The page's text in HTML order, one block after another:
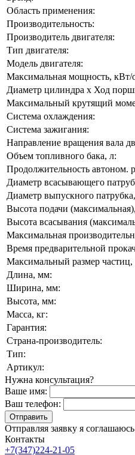
Область применения:
Производительность:
Производитель двигателя:
Тип двигателя:
Модель двигателя:
Максимальная мощность, кВт/
Диаметр цилиндра х Ход
Максимальный крутящий
Система охлаждения:
Система зажигания:
Направление вращения вала
Объем топливного бака, л:
Продолжительность автоном.
Диаметр всасывающего
Диаметр выпускного
Высота подачи
Высота всасывания
Максимальная
Время предварительной
Максимальный размер
Длина, мм:
Ширина, мм:
Высота, мм:
Масса, кг:
Гарантия:
Страна-производитель:
Тип:
Артикул:
Нужна консультация?
Ваше имя:
Ваш телефон:
Отправляя заявку я
Контакты
+7(347)224-21-05